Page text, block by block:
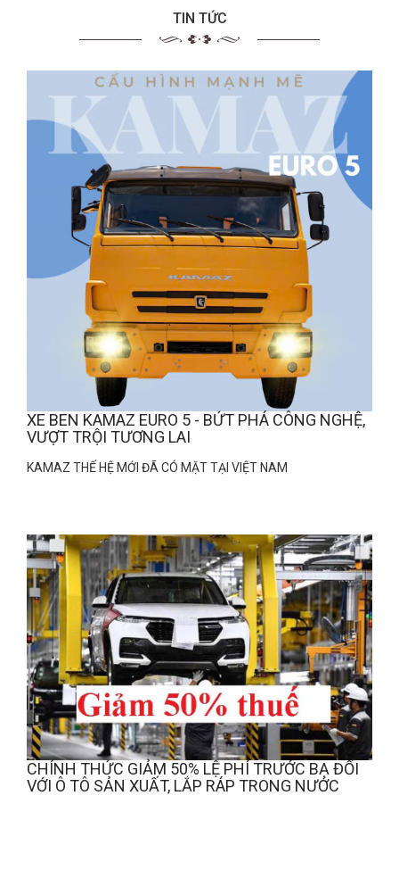
TIN TỨC
XE BEN KAMAZ EURO 5 - BỨT PHÁ CÔNG NGHỆ,
VƯỢT TRỘI TƯƠNG LAI
KAMAZ THẾ HỆ MỚI ĐÃ CÓ MẶT TẠI VIỆT NAM
CHÍNH THỨC GIẢM 50% LỆ PHÍ TRƯỚC BẠ ĐỐI
VỚI Ô TÔ SẢN XUẤT, LẮP RÁP TRONG NƯỚC